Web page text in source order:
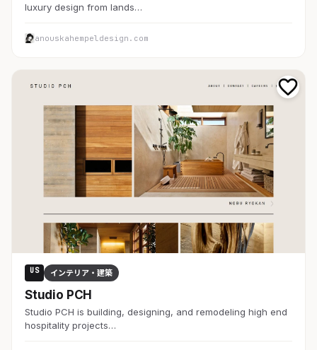
luxury design from lands…
anouskahempeldesign.com
US インテリア・建築
Studio PCH
Studio PCH is building, designing, and remodeling high end
hospitality projects…